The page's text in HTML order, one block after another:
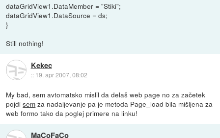
dataGridView1.DataMember = "Stiki";
dataGridView1.DataSource = ds;
}
Still nothing!
Kekec
:: 19. apr 2007, 08:02
My bad, sem avtomatsko mislil da delaš web page no za začetek
pojdisem za nadaljevanje pa je metoda Page_load bila mišljena za
web formo tako da poglej primere na linku!
MaCoFaCo